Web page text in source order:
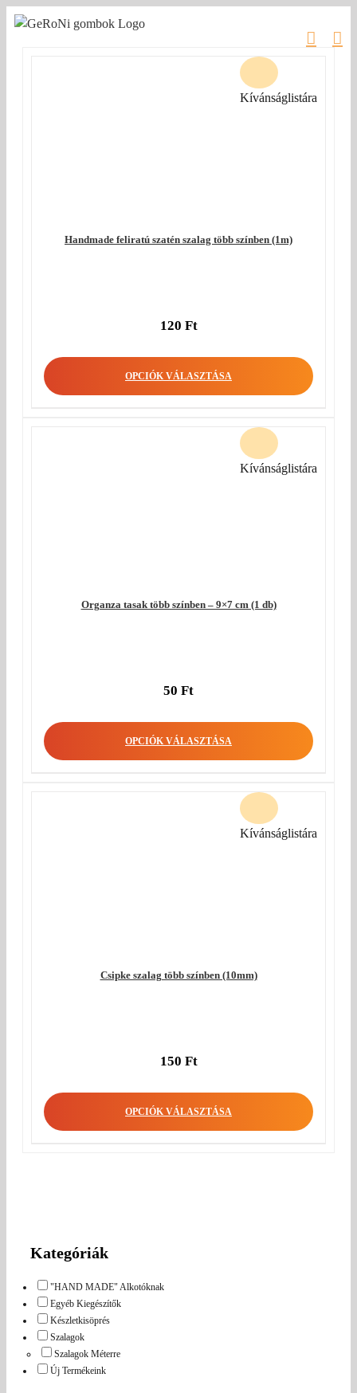
Kihagyás
Handmade feliratú szatén szalag több színben (1m)
120 Ft
OPCIÓK VÁLASZTÁSA
Kívánságlistára
Organza tasak több színben – 9×7 cm (1 db)
50 Ft
OPCIÓK VÁLASZTÁSA
Kívánságlistára
Csipke szalag több színben (10mm)
150 Ft
OPCIÓK VÁLASZTÁSA
Kívánságlistára
Kategóriák
"HAND MADE" Alkotóknak
Egyéb Kiegészítők
Készletkisöprés
Szalagok
Szalagok Méterre
Új Termékeink